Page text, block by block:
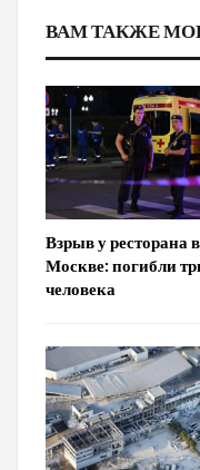
ВАМ ТАКЖЕ
Взрыв у ресторана в
Москве: погибли
человека